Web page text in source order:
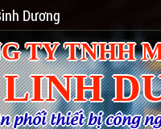
Dương
TY TNHH
LINH
phối thiết bị công